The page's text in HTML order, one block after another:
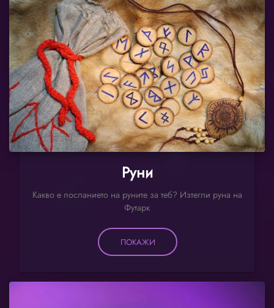
Руни
Какво е посланието на руните за теб? Изтегли руна на
Футарк
ПОКАЖИ